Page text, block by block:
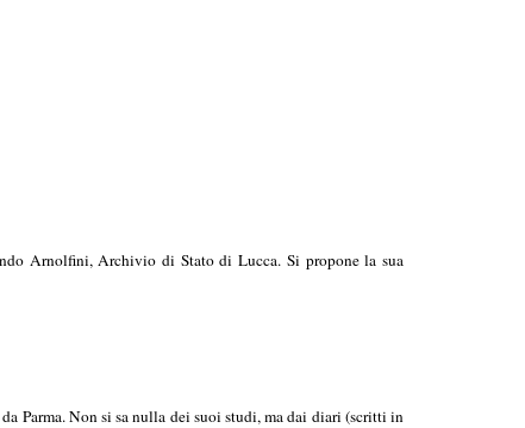
Arnolfini, Archivio di Stato di Lucca. Si propone la sua
Parma. Non si sa nulla dei suoi studi, ma dai diari (scritti in